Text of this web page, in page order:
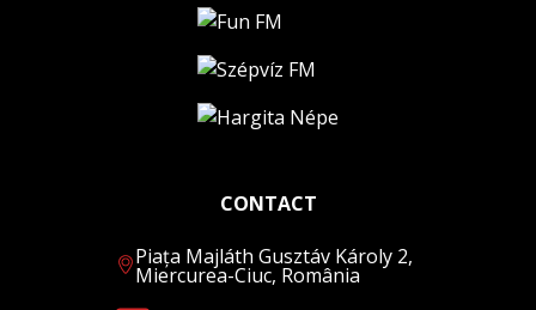
CONTACT
Piața Majláth Gusztáv Károly 2,
Miercurea-Ciuc, România